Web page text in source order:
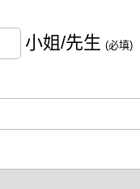
小姐/先生 (必填)